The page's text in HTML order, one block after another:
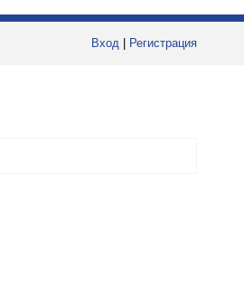
Вход Регистрация